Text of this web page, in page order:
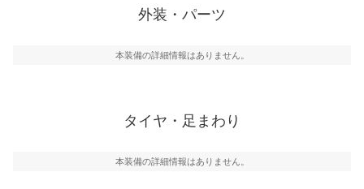
外装・パーツ
本装備の詳細情報はありません。
タイヤ・足まわり
本装備の詳細情報はありません。